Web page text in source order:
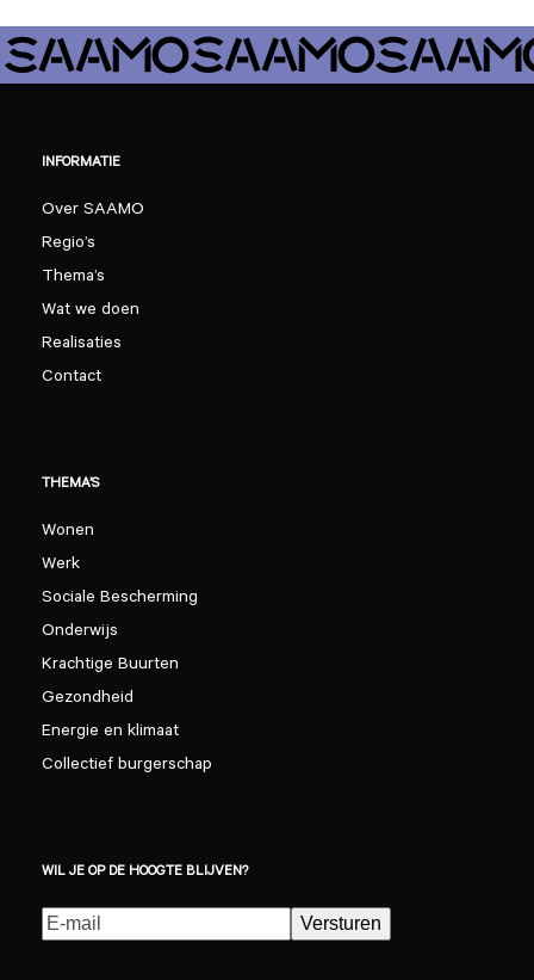
INFORMATIE
Over SAAMO
Regio’s
Thema’s
Wat we doen
Realisaties
Contact
THEMA’S
Wonen
Werk
Sociale Bescherming
Onderwijs
Krachtige Buurten
Gezondheid
Energie en klimaat
Collectief burgerschap
WIL JE OP DE HOOGTE BLIJVEN?
E-
mailadres(Vereist)
Versturen